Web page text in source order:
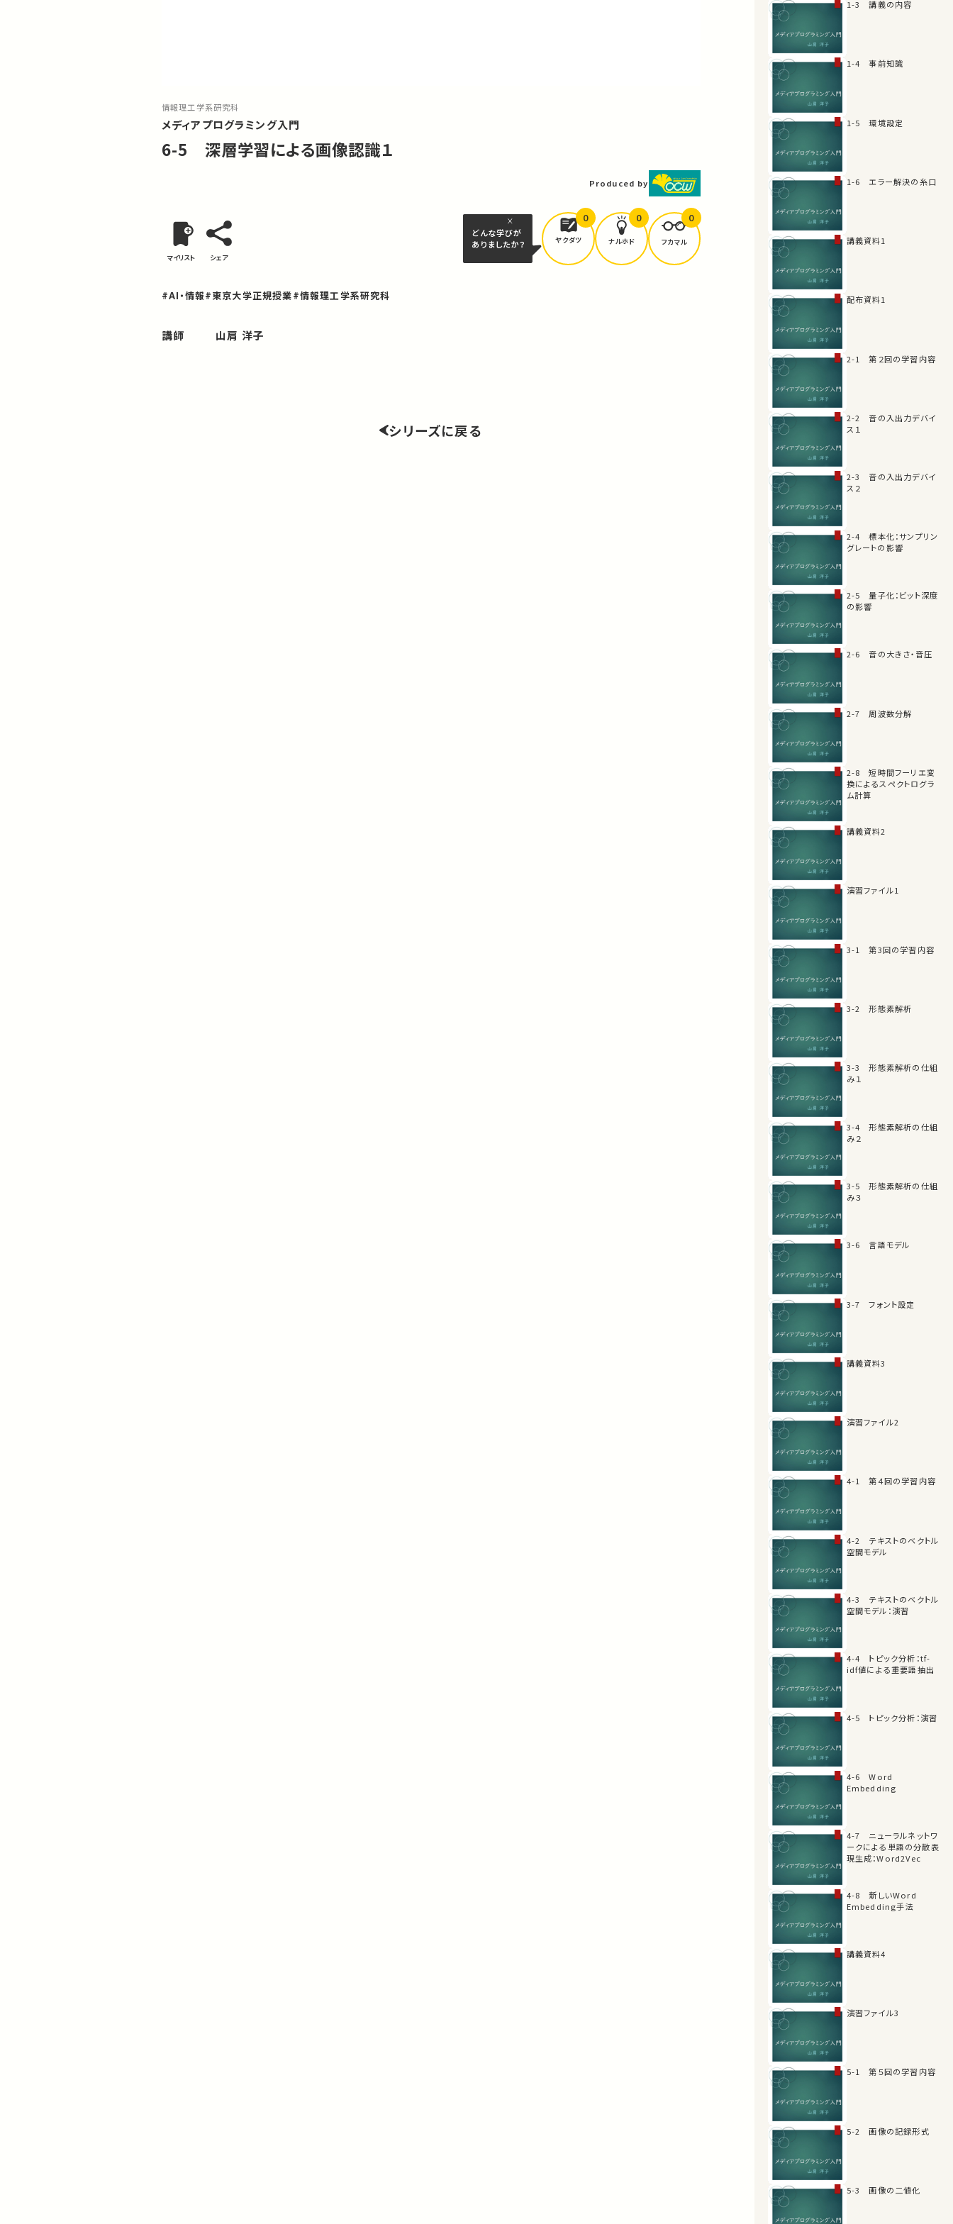
情報理工学系研究科
メディアプログラミング入門
6-5 深層学習による画像認識１
Produced by
マイリスト シェア
どんな学びが
ありましたか？
ヤクダツ
0
ナルホド
0
フカマル
0
#AI・情報#東京大学正規授業#情報理工学系研究科
講師 山肩 洋子
シリーズに戻る
1-3 講義の内容
1-4 事前知識
1-5 環境設定
1-6 エラー解決の糸口
講義資料1
配布資料1
2-1 第２回の学習内容
2-2 音の入出力デバイ
ス１
2-3 音の入出力デバイ
ス２
2-4 標本化：サンプリン
グレートの影響
2-5 量子化：ビット深度
の影響
2-6 音の大きさ・音圧
2-7 周波数分解
2-8 短時間フーリエ変
換によるスペクトログラ
ム計算
講義資料2
演習ファイル1
3-1 第3回の学習内容
3-2 形態素解析
3-3 形態素解析の仕組
み１
3-4 形態素解析の仕組
み２
3-5 形態素解析の仕組
み３
3-6 言語モデル
3-7 フォント設定
講義資料3
演習ファイル2
4-1 第４回の学習内容
4-2 テキストのベクトル
空間モデル
4-3 テキストのベクトル
空間モデル：演習
4-4 トピック分析：tf-
idf値による重要語抽出
4-5 トピック分析：演習
4-6 Word
Embedding
4-7 ニューラルネットワ
ークによる単語の分散表
現生成：Word2Vec
4-8 新しいWord
Embedding手法
講義資料4
演習ファイル3
5-1 第５回の学習内容
5-2 画像の記録形式
5-3 画像の二値化